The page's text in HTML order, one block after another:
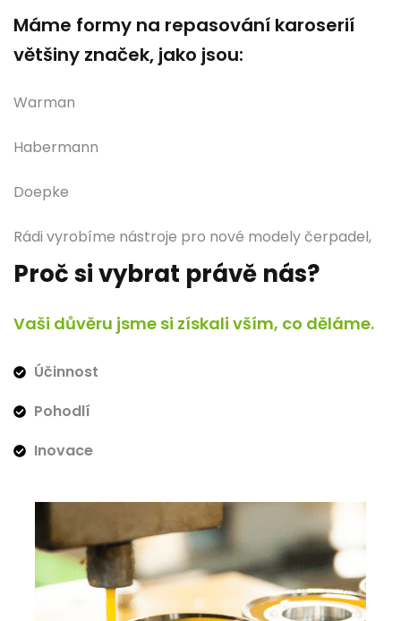
Máme formy na repasování karoserií
většiny značek, jako jsou:
Warman
Habermann
Doepke
Rádi vyrobíme nástroje pro nové modely čerpadel,
například pro ty, které jsou v provozu u vás.
Těšíme se na spolupráci s vámi.
Proč si vybrat právě nás?
Vaši důvěru jsme si získali vším, co děláme.
Účinnost
Pohodlí
Inovace